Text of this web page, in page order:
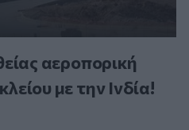
αεροπορική
με την Ινδία!